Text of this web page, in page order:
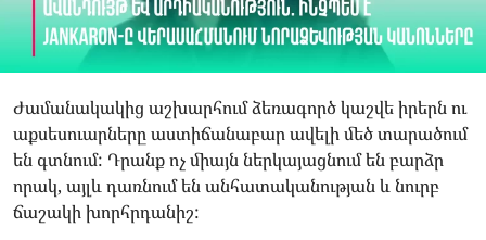
Ժամանակակից աշխարհում ձեռագործ կաշվե իրերն ու
աքսեսուարները աստիճանաբար ավելի մեծ տարածում
են գտնում: Դրանք ոչ միայն ներկայացնում են բարձր
որակ, այլև դառնում են անհատականության և նուրբ
ճաշակի խորհրդանիշ: